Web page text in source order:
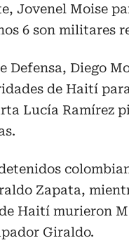
Jovenel Moise
6 son militares
Defensa, Diego
de Haití
Lucía Ramírez
Zapata,
Haití murieron
Giraldo.